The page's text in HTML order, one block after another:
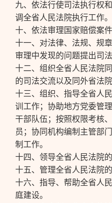
九、依法行使司法执行权
调全省人民法院执行工作。
十、依法审理国家赔偿案
十一、对法律、法规、规
审理中发现的问题提出司法
十二、组织全省人民法院
的司法交流以及同外省法
十三、组织、指导全省人
训工作；协助地方党委管
干部队伍；按照权限考核
员；协同机构编制主管部
制工作。
十四、领导全省人民法院
十五、管理全省人民法院
十六、指导、帮助全省人
庭建设。